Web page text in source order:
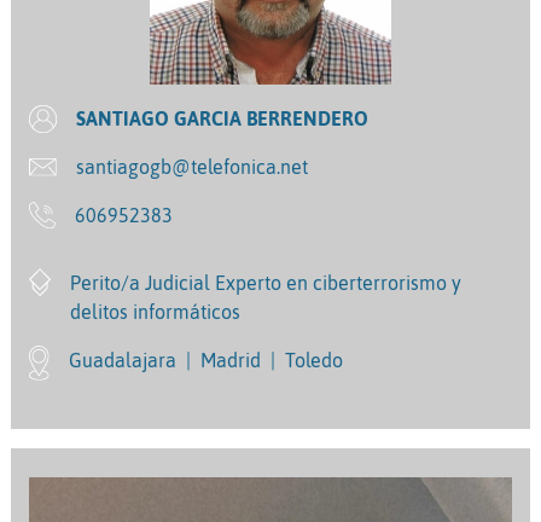
SANTIAGO GARCIA BERRENDERO
santiagogb@telefonica.net
606952383
Perito/a Judicial Experto en ciberterrorismo y
delitos informáticos
Guadalajara Madrid Toledo